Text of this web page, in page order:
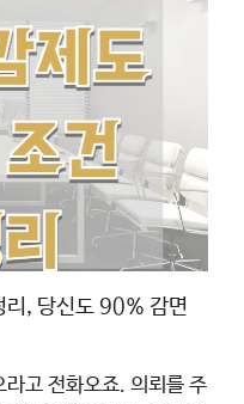
리, 당신도 90% 감면
고 전화오죠. 의뢰를 주